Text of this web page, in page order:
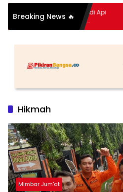
Breaking News 🔥
Hidup Meledak Jadi Api
Tragedi Menteng-
Maling Ayam di Bali
Hikmah
Mimbar Jum'at